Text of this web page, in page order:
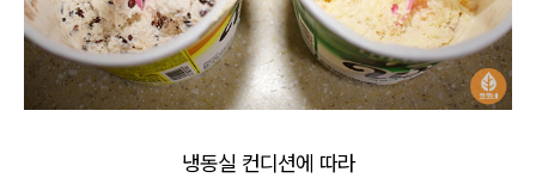
냉동실 컨디션에 따라